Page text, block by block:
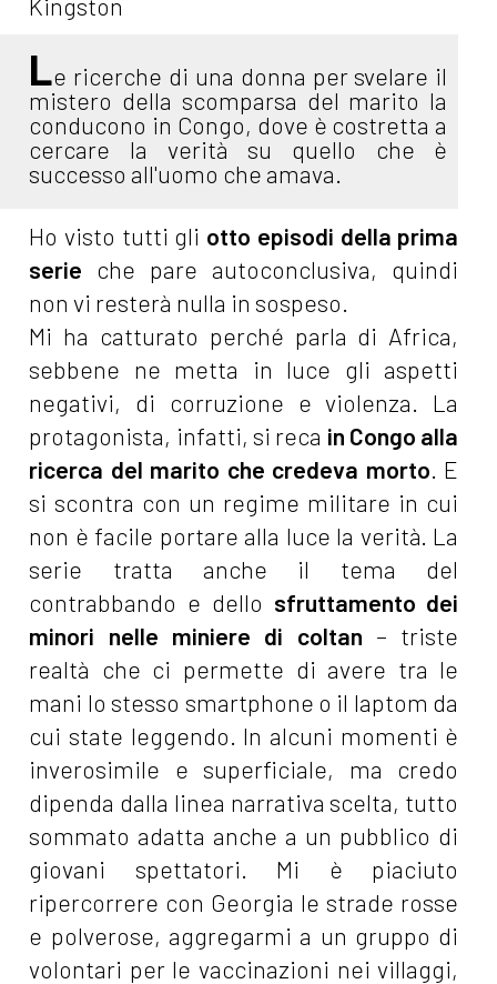
Kingston
Le ricerche di una donna per svelare il
mistero della scomparsa del marito la
conducono in Congo, dove è costretta a
cercare la verità su quello che è
successo all'uomo che amava.
Ho visto tutti gli otto episodi della prima
serie che pare autoconclusiva, quindi
non vi resterà nulla in sospeso.
Mi ha catturato perché parla di Africa,
sebbene ne metta in luce gli aspetti
negativi, di corruzione e violenza. La
protagonista, infatti, si reca in Congo alla
ricerca del marito che credeva morto . E
si scontra con un regime militare in cui
non è facile portare alla luce la verità. La
serie tratta anche il tema del
contrabbando e dello sfruttamento dei
minori nelle miniere di coltan – triste
realtà che ci permette di avere tra le
mani lo stesso smartphone o il laptom da
cui state leggendo. In alcuni momenti è
inverosimile e superficiale, ma credo
dipenda dalla linea narrativa scelta, tutto
sommato adatta anche a un pubblico di
giovani spettatori. Mi è piaciuto
ripercorrere con Georgia le strade rosse
e polverose, aggregarmi a un gruppo di
volontari per le vaccinazioni nei villaggi,